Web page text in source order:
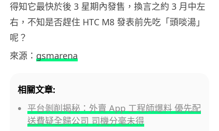
得知它最快於後 3 星期內發售，換言之約 3 月中左
右，不知是否趕住 HTC M8 發表前先吃「頭啖湯」
呢？
來源： gsmarena
相關文章:
平台剝削揭秘：外賣 App 工程師爆料 優先配
送費疑全歸公司 司機分毫未得